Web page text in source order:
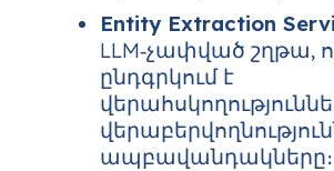
Entity Extraction
LLM‑չափված շղթա,
ընդգրկում է
ապբավանդակները։